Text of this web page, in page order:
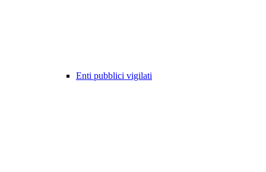
Enti pubblici vigilati